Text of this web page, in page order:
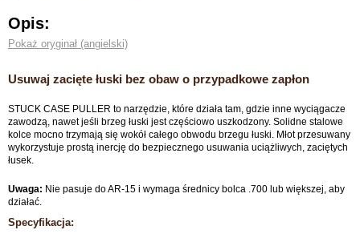
Opis:
Pokaż oryginał (angielski)
Usuwaj zacięte łuski bez obaw o przypadkowe zapłon
STUCK CASE PULLER to narzędzie, które działa tam, gdzie inne wyciągacze
zawodzą, nawet jeśli brzeg łuski jest częściowo uszkodzony. Solidne stalowe
kolce mocno trzymają się wokół całego obwodu brzegu łuski. Młot przesuwany
wykorzystuje prostą inercję do bezpiecznego usuwania uciążliwych, zaciętych
łusek.
Uwaga: Nie pasuje do AR-15 i wymaga średnicy bolca .700 lub większej, aby
działać.
Specyfikacja: